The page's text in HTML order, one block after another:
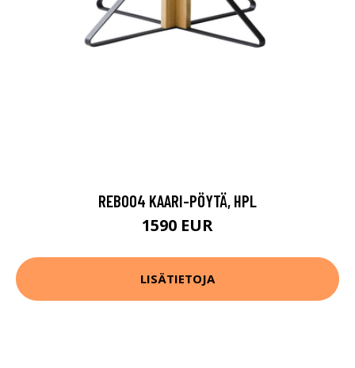
REB004 KAARI-PÖYTÄ, HPL
1590 EUR
LISÄTIETOJA